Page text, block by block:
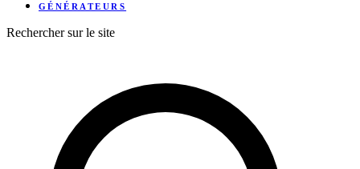
GÉNÉRATEURS
Rechercher sur le site